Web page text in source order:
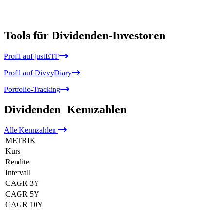
Tools für Dividenden-Investoren
Profil auf justETF
Profil auf DivvyDiary
Portfolio-Tracking
Dividenden Kennzahlen
Alle Kennzahlen
METRIK
Kurs
Rendite
Intervall
CAGR 3Y
CAGR 5Y
CAGR 10Y